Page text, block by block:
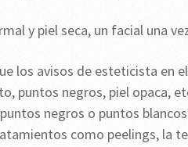
y piel seca, un facial una
los avisos de esteticista en
puntos negros, piel opaca,
negros o puntos
como peelings, la